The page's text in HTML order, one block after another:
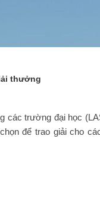
thưởng
các trường đại học
để trao giải cho